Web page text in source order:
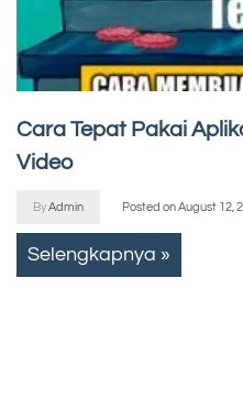
Cara Tepat Pakai
Video
ByAdmin Posted onAugust 12,
Selengkapnya »